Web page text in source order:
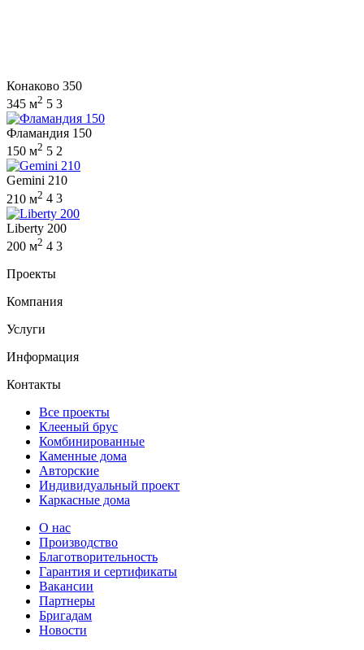
Конаково 350
345 м2 5 3
Фламандия 150
150 м2 5 2
Gemini 210
210 м2 4 3
Liberty 200
200 м2 4 3
Проекты
Компания
Услуги
Информация
Контакты
Все проекты
Клееный брус
Комбинированные
Каменные дома
Авторские
Индивидуальный проект
Каркасные дома
О нас
Производство
Благотворительность
Гарантия и сертификаты
Вакансии
Партнеры
Бригадам
Новости